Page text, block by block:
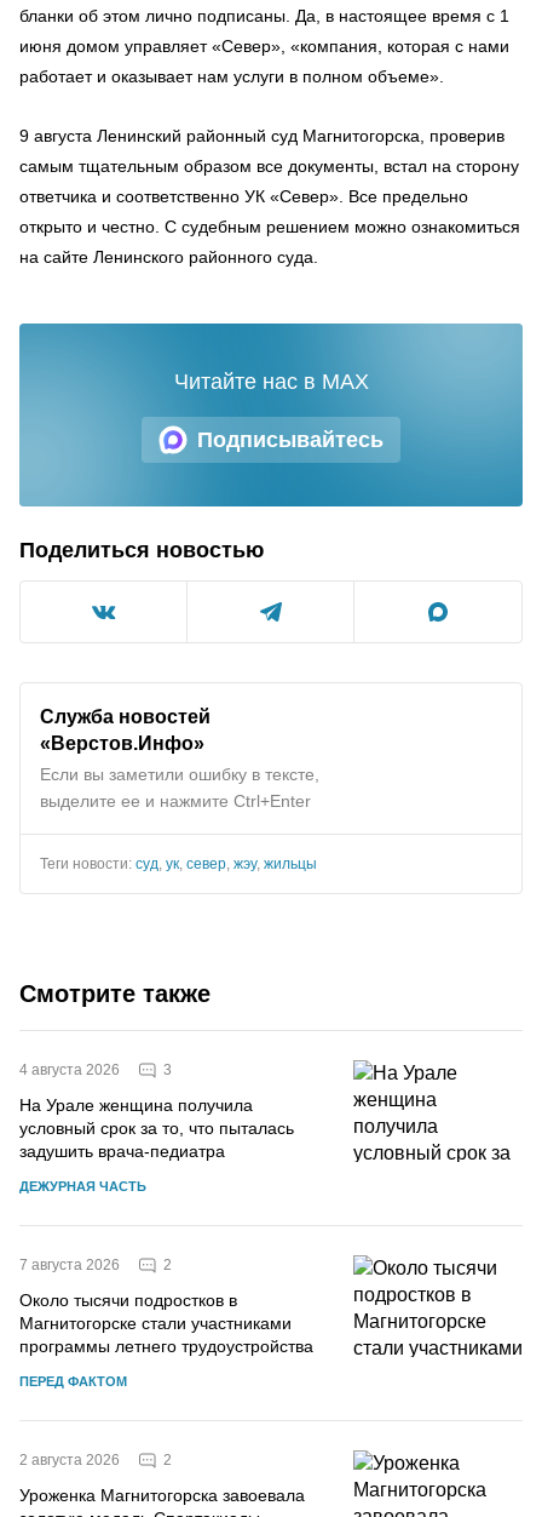
бланки об этом лично подписаны. Да, в настоящее время с 1
июня домом управляет «Север», «компания, которая с нами
работает и оказывает нам услуги в полном объеме».
9 августа Ленинский районный суд Магнитогорска, проверив
самым тщательным образом все документы, встал на сторону
ответчика и соответственно УК «Север». Все предельно
открыто и честно. С судебным решением можно ознакомиться
на сайте Ленинского районного суда.
Подписывайтесь
Читайте нас в MAX
Поделиться новостью
Служба новостей
«Верстов.Инфо»
Если вы заметили ошибку в тексте,
выделите ее и нажмите Ctrl+Enter
Теги новости: суд, ук, север, жэу, жильцы
Смотрите также
4 августа 2026 3
На Урале женщина получила
условный срок за то, что пыталась
задушить врача-педиатра
ДЕЖУРНАЯ ЧАСТЬ
7 августа 2026 2
Около тысячи подростков в
Магнитогорске стали участниками
программы летнего трудоустройства
ПЕРЕД ФАКТОМ
2 августа 2026 2
Уроженка Магнитогорска завоевала